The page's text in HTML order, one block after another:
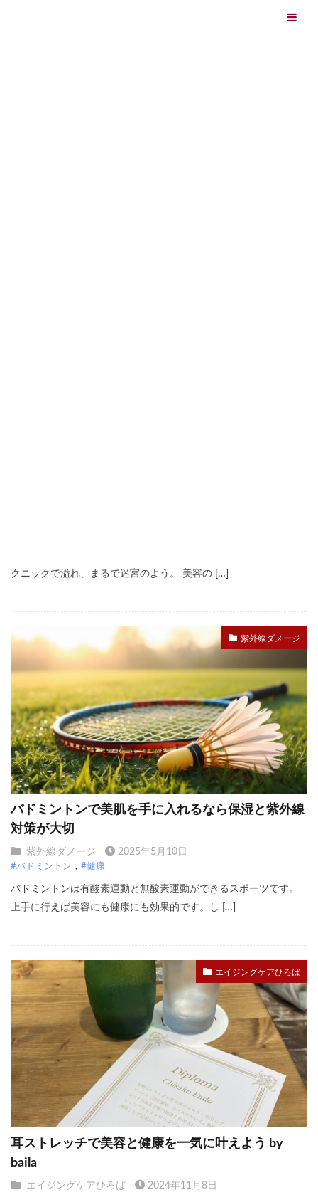
クニックで溢れ、まるで迷宮のよう。 美容の […]
紫外線ダメージ
バドミントンで美肌を手に入れるなら保湿と紫外線
対策が大切
紫外線ダメージ 2025年5月10日
#バドミントン #健康
バドミントンは有酸素運動と無酸素運動ができるスポーツです。
上手に行えば美容にも健康にも効果的です。し […]
エイジングケアひろば
耳ストレッチで美容と健康を一気に叶えよう by
baila
エイジングケアひろば 2024年11月8日